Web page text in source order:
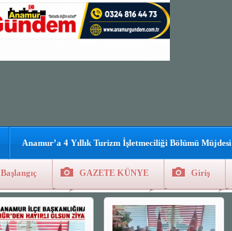
Anamur’a 4 Yıllık Turizm İşletmeciliği Bölümü Müjdesi
Başlangıç GAZETE KÜNYE Giriş
Tüm Yazarlar Manşetler Güncel